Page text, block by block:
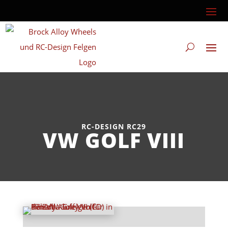
RC-DESIGN RC29
VW GOLF VIII